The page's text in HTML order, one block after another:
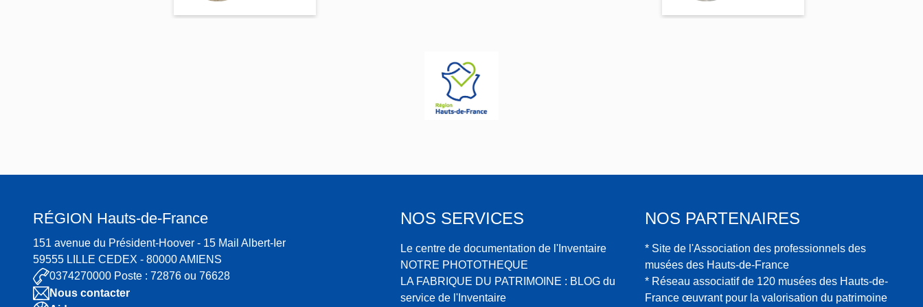
Caubert
Caubert
RÉGION Hauts-de-France
151 avenue du Président-Hoover - 15 Mail Albert-Ier
59555 LILLE CEDEX - 80000 AMIENS
0374270000 Poste : 72876 ou 76628
Nous contacter
NOS SERVICES
Le centre de documentation de l'Inventaire
NOTRE PHOTOTHEQUE
LA FABRIQUE DU PATRIMOINE : BLOG du
service de l'Inventaire
NOS PARTENAIRES
* Site de l'Association des professionnels des
musées des Hauts-de-France
* Réseau associatif de 120 musées des Hauts-de-
France œuvrant pour la valorisation du patrimoine